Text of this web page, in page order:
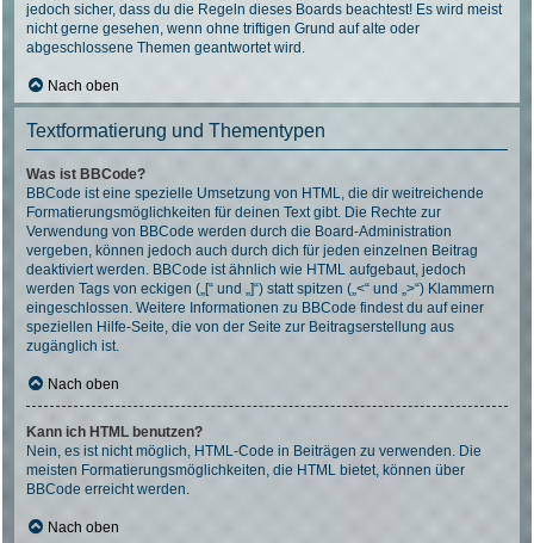
jedoch sicher, dass du die Regeln dieses Boards beachtest! Es wird meist
nicht gerne gesehen, wenn ohne triftigen Grund auf alte oder
abgeschlossene Themen geantwortet wird.
Nach oben
Textformatierung und Thementypen
Was ist BBCode?
BBCode ist eine spezielle Umsetzung von HTML, die dir weitreichende
Formatierungsmöglichkeiten für deinen Text gibt. Die Rechte zur
Verwendung von BBCode werden durch die Board-Administration
vergeben, können jedoch auch durch dich für jeden einzelnen Beitrag
deaktiviert werden. BBCode ist ähnlich wie HTML aufgebaut, jedoch
werden Tags von eckigen („[“ und „]“) statt spitzen („<“ und „>“) Klammern
eingeschlossen. Weitere Informationen zu BBCode findest du auf einer
speziellen Hilfe-Seite, die von der Seite zur Beitragserstellung aus
zugänglich ist.
Nach oben
Kann ich HTML benutzen?
Nein, es ist nicht möglich, HTML-Code in Beiträgen zu verwenden. Die
meisten Formatierungsmöglichkeiten, die HTML bietet, können über
BBCode erreicht werden.
Nach oben